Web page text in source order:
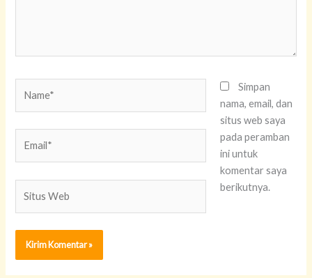
Web
Simpan
nama, email, dan
situs web saya
pada peramban
ini untuk
komentar saya
berikutnya.